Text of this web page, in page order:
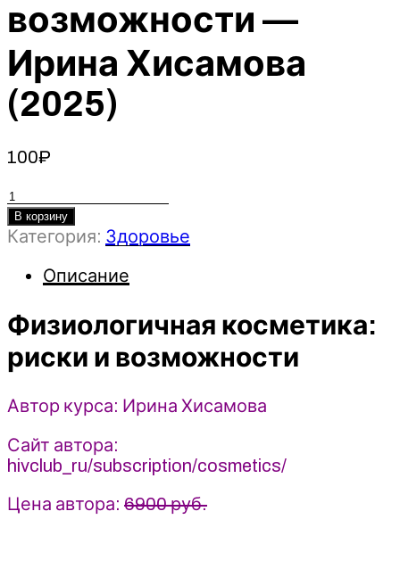
возможности —
Ирина Хисамова
(2025)
100₽
Количество
товара
Физиологичная
риски
возможности
Ирина
(2025)
В корзину
Категория: Здоровье
Описание
Физиологичная косметика:
риски и возможности
Автор курса: Ирина Хисамова
Сайт автора:
hivclub_ru/subscription/cosmetics/
Цена автора: 6900 руб.